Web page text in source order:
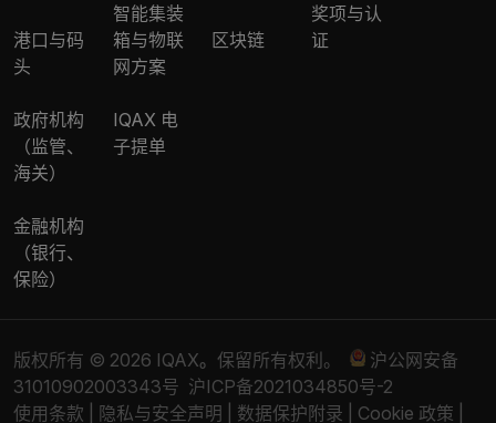
港口与码
头
政府机构
（监管、
海关）
金融机构
（银行、
保险）
智能集装
箱与物联
网方案
IQAX 电
子提单
区块链
奖项与认
证
版权所有 © 2026 IQAX。 保留所有权利。
沪公网安备
31010902003343号 沪ICP备2021034850号-2
使用条款
隐私与安全声明 数据保护附录 Cookie 政策